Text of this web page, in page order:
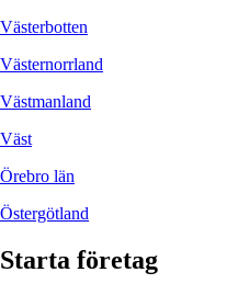
Västerbotten
Västernorrland
Västmanland
Väst
Örebro län
Östergötland
Starta företag